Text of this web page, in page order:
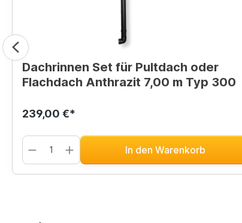
Dachrinnen Set für Pultdach oder
Flachdach Anthrazit 7,00 m Typ 300
239,00 €*
In den Warenkorb